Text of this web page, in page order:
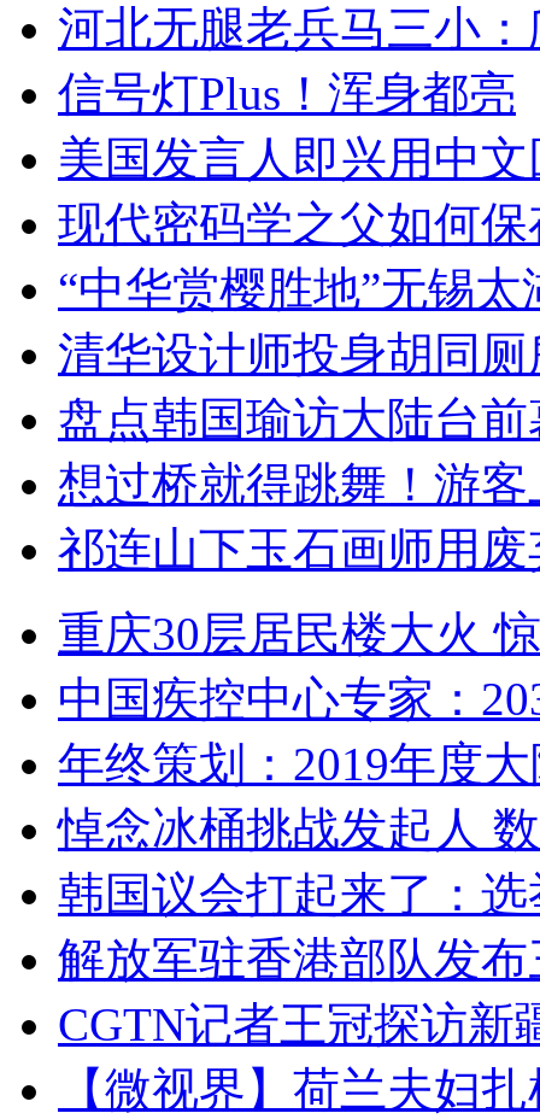
河北无腿老兵马三小
信号灯Plus！浑身都亮
美国发言人即兴用中
现代密码学之父如何
“中华赏樱胜地”无锡
清华设计师投身胡同
盘点韩国瑜访大陆台
想过桥就得跳舞！游客
祁连山下玉石画师用
重庆30层居民楼大火
中国疾控中心专家：
年终策划：2019年度
悼念冰桶挑战发起人
韩国议会打起来了：
解放军驻香港部队发
CGTN记者王冠探访新
【微视界】荷兰夫妇